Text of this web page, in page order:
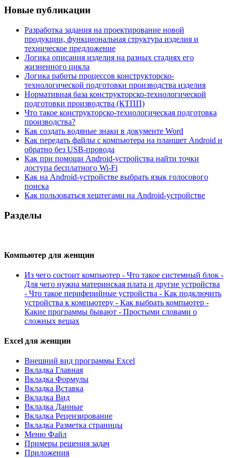
Новые публикации
Разработка задания на проектирование новой
продукции, функциональная структура изделия и
техническое предложение
Логика описания изделия на разных стадиях его
жизненного цикла
Логика работы процессов конструкторско-
технологической подготовки производства изделия
Нормативная база конструкторско-технологической
подготовки производства (КТПП)
Что такое конструкторско-технологическая подготовка
производства?
Как создать водяные знаки в документе Word
Как передать файлы с компьютера на планшет Android и
обратно без USB-провода
Как при помощи Android-устройства найти точки
доступа бесплатного Wi-Fi
Как на Android-устройстве выбрать язык голосового
поиска
Как пользоваться хештегами на Android-устройстве
Разделы
Компьютер для женщин
Из чего состоит компьютер - Что такое системный блок -
Для чего нужна материнская плата и другие устройства
- Что такое периферийные устройства - Как подключить
устройства к компьютеру - Как выбрать компьютер -
Какие программы бывают - Простыми словами о
сложных вещах
Excel для женщин
Внешний вид программы Excel
Вкладка Главная
Вкладка Формулы
Вкладка Вставка
Вкладка Вид
Вкладка Данные
Вкладка Рецензирование
Вкладка Разметка страницы
Меню Файл
Примеры решения задач
Приложения